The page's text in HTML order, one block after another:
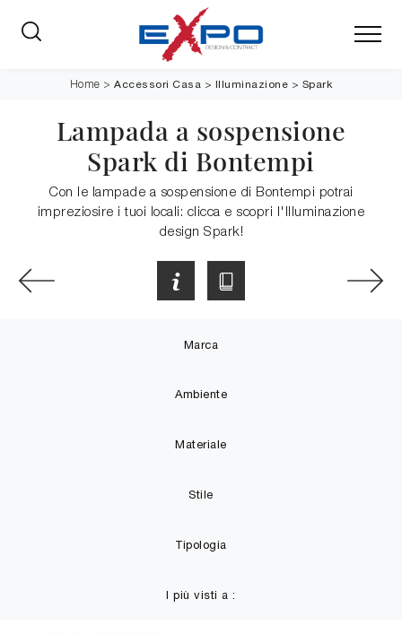
Home >Accessori Casa > Illuminazione > Spark
Lampada a sospensione
Spark di Bontempi
Con le lampade a sospensione di Bontempi potrai
impreziosire i tuoi locali: clicca e scopri l'Illuminazione
design Spark!
Marca
Ambiente
Materiale
Stile
Tipologia
I più visti a :